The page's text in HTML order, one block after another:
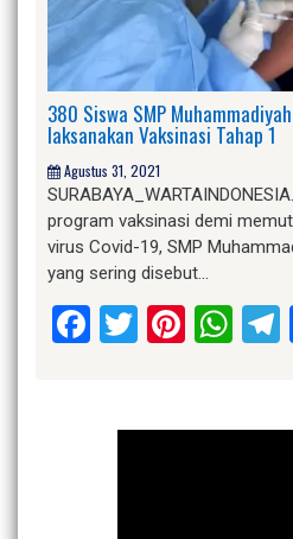
380 Siswa SMP
laksanakan Vaksinasi Tahap 1
Agustus 31, 2021
program vaksinasi demi
virus Covid-19, SMP
yang sering disebut…
Facebook
Twitter